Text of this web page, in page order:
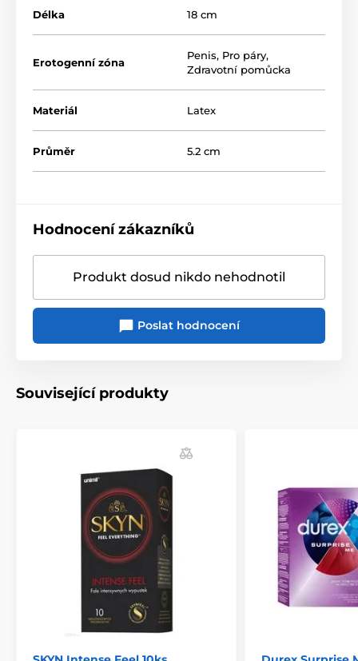
Délka 18 cm
Erotogenní zóna
Penis, Pro páry,
Zdravotní pomůcka
Materiál Latex
Průměr 5.2 cm
Hodnocení zákazníků
Produkt dosud nikdo nehodnotil
Poslat hodnocení
Související produkty